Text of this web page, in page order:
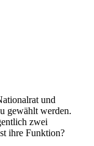
und
gewählt werden.
zwei
ihre Funktion?